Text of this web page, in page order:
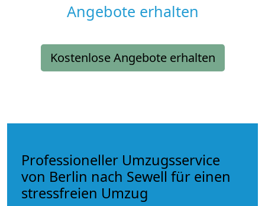
Angebote erhalten
Kostenlose Angebote erhalten
Professioneller Umzugsservice
von Berlin nach Sewell für einen
stressfreien Umzug